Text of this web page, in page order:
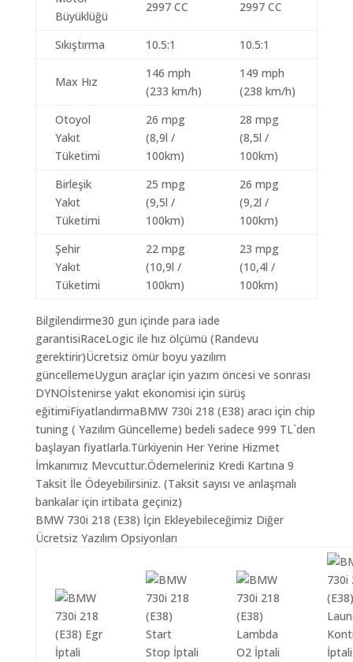
Büyüklüğü
2997 CC 2997 CC
Sıkıştırma 10.5:1 10.5:1
Max Hız
146 mph
(233 km/h)
149 mph
(238 km/h)
Otoyol
Yakıt
Tüketimi
26 mpg
(8,9l /
100km)
28 mpg
(8,5l /
100km)
Birleşik
Yakıt
Tüketimi
25 mpg
(9,5l /
100km)
26 mpg
(9,2l /
100km)
Şehir
Yakıt
Tüketimi
22 mpg
(10,9l /
100km)
23 mpg
(10,4l /
100km)
Bilgilendirme30 gun içinde para iade
garantisiRaceLogic ile hız ölçümü (Randevu
gerektirir)Ücretsiz ömür boyu yazılım
güncellemeUygun araçlar için yazım öncesi ve sonrası
DYNOİstenirse yakıt ekonomisi için sürüş
eğitimiFiyatlandırmaBMW 730i 218 (E38) aracı için chip
tuning ( Yazılım Güncelleme) bedeli sadece 999 TL`den
başlayan fiyatlarla.Türkiyenin Her Yerine Hizmet
İmkanımız Mevcuttur.Ödemeleriniz Kredi Kartına 9
Taksit İle Ödeyebilirsiniz. (Taksit sayısı ve anlaşmalı
bankalar için irtibata geçiniz)
BMW 730i 218 (E38) İçin Ekleyebileceğimiz Diğer
Ücretsiz Yazılım Opsiyonları